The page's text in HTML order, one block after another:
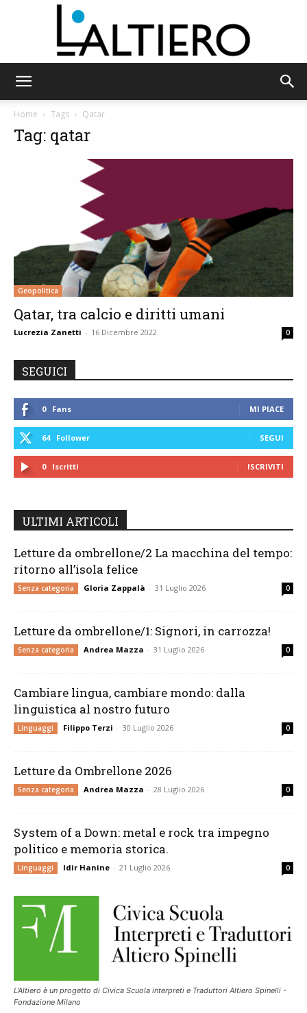
Home
Tags Qatar
Tag: qatar
Geopolitica
Qatar, tra calcio e diritti umani
Lucrezia Zanetti - 16 Dicembre 2022 0
SEGUICI
0 Fans MI PIACE
64 Follower SEGUI
0 Iscritti ISCRIVITI
ULTIMI ARTICOLI
Letture da ombrellone/2 La macchina del tempo:
ritorno all’isola felice
Senza categoria Gloria Zappalà - 31 Luglio 2026 0
Letture da ombrellone/1: Signori, in carrozza!
Senza categoria Andrea Mazza - 31 Luglio 2026 0
Cambiare lingua, cambiare mondo: dalla
linguistica al nostro futuro
Linguaggi Filippo Terzi - 30 Luglio 2026 0
Letture da Ombrellone 2026
Senza categoria Andrea Mazza - 28 Luglio 2026 0
System of a Down: metal e rock tra impegno
politico e memoria storica.
Linguaggi Idir Hanine - 21 Luglio 2026 0
L'Altiero è un progetto di Civica Scuola interpreti e Traduttori Altiero Spinelli -
Fondazione Milano